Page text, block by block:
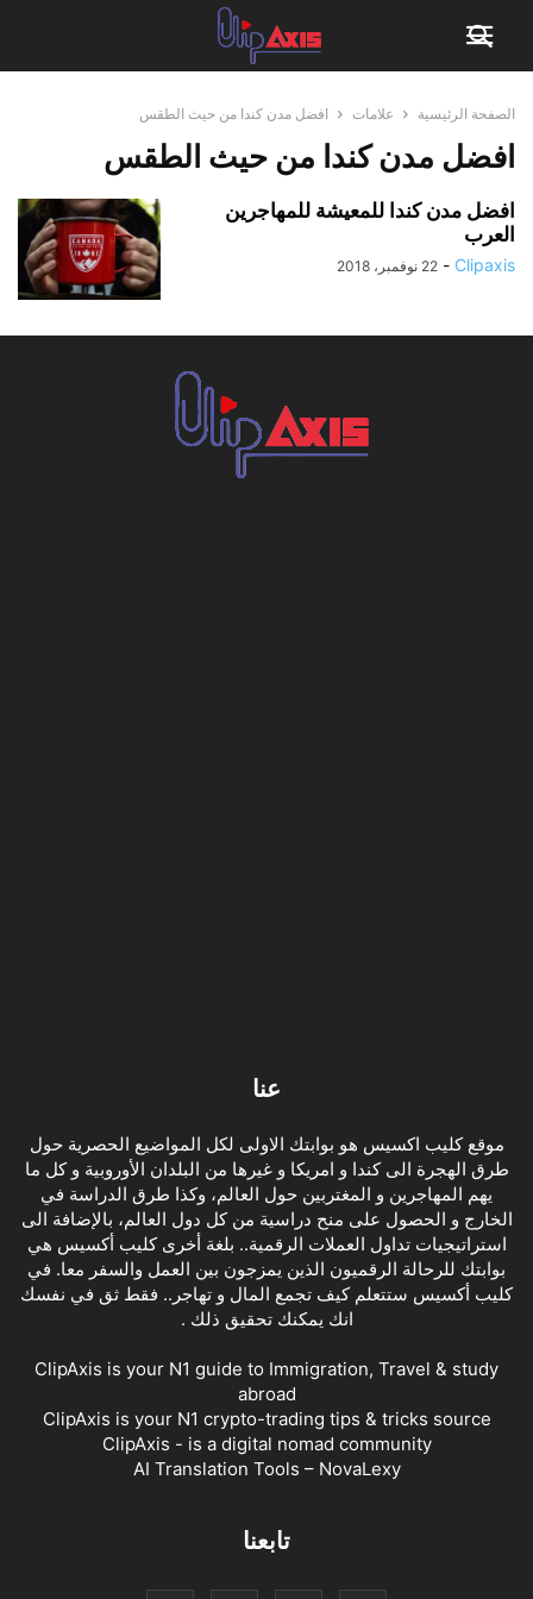
الصفحة الرئيسية علامات افضل مدن كندا من حيث الطقس
افضل مدن كندا من حيث الطقس
افضل مدن كندا للمعيشة للمهاجرين
العرب
Clipaxis
- 22 نوفمبر، 2018
عنا
موقع كليب اكسيس هو بوابتك الاولى لكل المواضيع الحصرية حول
طرق الهجرة الى كندا و امريكا و غيرها من البلدان الأوروبية و كل ما
يهم المهاجرين و المغتربين حول العالم، وكذا طرق الدراسة في
الخارج و الحصول على منح دراسية من كل دول العالم، بالإضافة الى
استراتيجيات تداول العملات الرقمية.. بلغة أخرى كليب أكسيس هي
بوابتك للرحالة الرقميون الذين يمزجون بين العمل والسفر معا. في
كليب أكسيس ستتعلم كيف تجمع المال و تهاجر.. فقط ثق في نفسك
انك يمكنك تحقيق ذلك .
ClipAxis is your N1 guide to Immigration, Travel & study
abroad
ClipAxis is your N1 crypto-trading tips & tricks source
ClipAxis - is a digital nomad community
AI Translation Tools – NovaLexy
تابعنا